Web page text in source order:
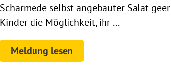
Scharmede selbst angebauter Salat
Kinder die Möglichkeit, ihr ...
Meldung lesen